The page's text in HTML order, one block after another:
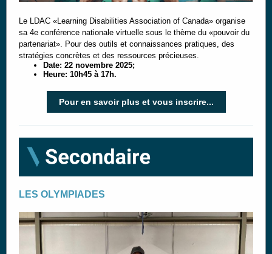
Le LDAC «Learning Disabilities Association of Canada» organise
sa 4e conférence nationale virtuelle sous le thème du «pouvoir du
partenariat». Pour des outils et connaissances pratiques, des
stratégies concrètes et des ressources précieuses.
Date: 22 novembre 2025;
Heure: 10h45 à 17h.
Pour en savoir plus et vous inscrire...
LES OLYMPIADES